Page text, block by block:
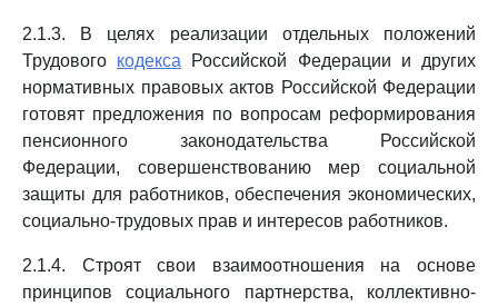
2.1.3. В целях реализации отдельных положений
Трудового кодекса Российской Федерации и других
нормативных правовых актов Российской Федерации
готовят предложения по вопросам реформирования
пенсионного законодательства Российской
Федерации, совершенствованию мер социальной
защиты для работников, обеспечения экономических,
социально-трудовых прав и интересов работников.
2.1.4. Строят свои взаимоотношения на основе
принципов социального партнерства, коллективно-